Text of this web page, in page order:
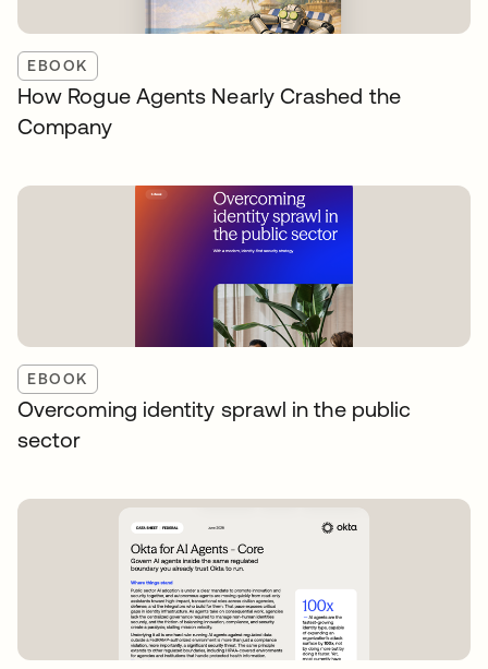
EBOOK
How Rogue Agents Nearly Crashed the
Company
EBOOK
Overcoming identity sprawl in the public
sector